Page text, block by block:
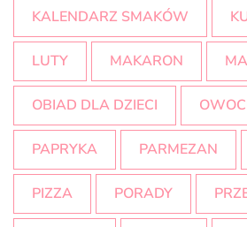
KALENDARZ SMAKÓW
LUTY MAKARON
OBIAD DLA DZIECI
PAPRYKA PARMEZAN
PIZZA PORADY